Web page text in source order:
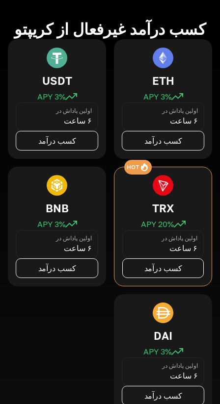
کسب درآمد غیرفعال از کریپتو
ETH
3% APY
اولین پاداش در
۶ ساعت
کسب درآمد
USDT
3% APY
اولین پاداش در
۶ ساعت
کسب درآمد
HOT
TRX
20% APY
اولین پاداش در
۶ ساعت
کسب درآمد
BNB
3% APY
اولین پاداش در
۶ ساعت
کسب درآمد
DAI
3% APY
اولین پاداش در
۶ ساعت
کسب درآمد